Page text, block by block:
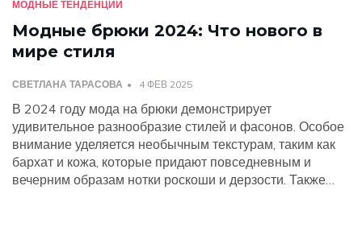
МОДНЫЕ ТЕНДЕНЦИИ
Модные брюки 2024: Что нового в
мире стиля
СВЕТЛАНА ТАРАСОВА 4 ФЕВ 2025
В 2024 году мода на брюки демонстрирует
удивительное разнообразие стилей и фасонов. Особое
внимание уделяется необычным текстурам, таким как
бархат и кожа, которые придают повседневным и
вечерним образам нотки роскоши и дерзости. Также